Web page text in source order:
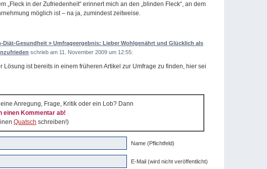
„Fleck in der Zufriedenheit“ erinnert mich an den „blinden Fleck“, an dem
möglich ist – na ja, zumindest zeitweise.
Diät-Gesundheit » Umfrageergebnis: Lieber Wohlgenährt und Glücklich als
schrieb am 11. November 2009 um 12:55:
Lösung ist bereits in einem früheren Artikel zur Umfrage zu finden, hier sei
eine Anregung, Frage, Kritik oder ein Lob? Dann
einen Kommentar ab!
Quatsch schreiben!)
Name (Pflichtfeld)
E-Mail (wird nicht veröffentlicht)